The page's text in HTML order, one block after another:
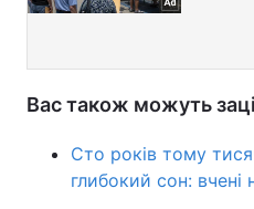
Вас також можуть
Сто років тому
глибокий сон: